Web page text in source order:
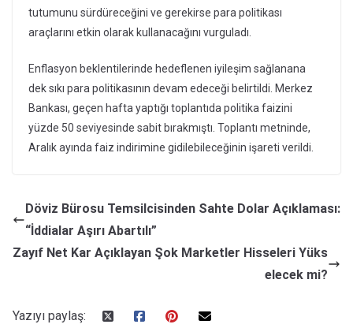
tutumunu sürdüreceğini ve gerekirse para politikası
araçlarını etkin olarak kullanacağını vurguladı.
Enflasyon beklentilerinde hedeflenen iyileşim sağlanana
dek sıkı para politikasının devam edeceği belirtildi. Merkez
Bankası, geçen hafta yaptığı toplantıda politika faizini
yüzde 50 seviyesinde sabit bırakmıştı. Toplantı metninde,
Aralık ayında faiz indirimine gidilebileceğinin işareti verildi.
Döviz Bürosu Temsilcisinden Sahte Dolar Açıklaması:
“İddialar Aşırı Abartılı”
Zayıf Net Kar Açıklayan Şok Marketler Hisseleri Yüks
elecek mi?
Yazıyı paylaş: